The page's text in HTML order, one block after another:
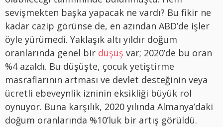
sevişmekten başka yapacak ne vardı? Bu fikir ne
kadar cazip görünse de, en azından ABD’de işler
öyle yürümedi. Yaklaşık altı yıldır doğum
oranlarında genel bir düşüş var; 2020’de bu oran
%4 azaldı. Bu düşüşte, çocuk yetiştirme
masraflarının artması ve devlet desteğinin veya
ücretli ebeveynlik izninin eksikliği büyük rol
oynuyor. Buna karşılık, 2020 yılında Almanya’daki
doğum oranlarında %10’luk bir artış görüldü.